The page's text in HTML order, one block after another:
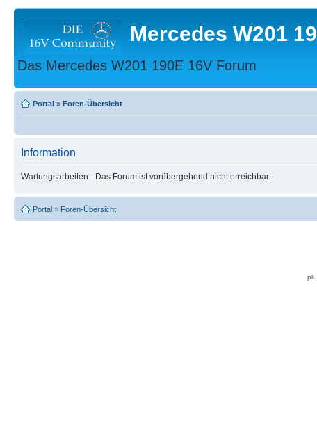
Mercedes W201
Das Mercedes W201 190E 16V Forum
Portal » Foren-Übersicht
Information
Wartungsarbeiten - Das Forum ist vorübergehend nicht erreichbar.
Portal » Foren-Übersicht